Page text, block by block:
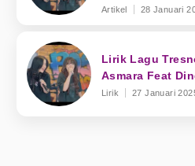
Artikel 28 Januari
Lirik Lagu
Asmara Feat
Lirik 27 Januari